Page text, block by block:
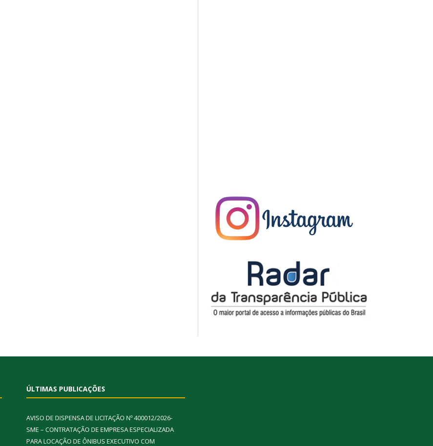
ÚLTIMAS PUBLICAÇÕES
AVISO DE DISPENSA DE LICITAÇÃO Nº 400012/2026-
SME – CONTRATAÇÃO DE EMPRESA ESPECIALIZADA
PARA LOCAÇÃO DE ÔNIBUS EXECUTIVO COM